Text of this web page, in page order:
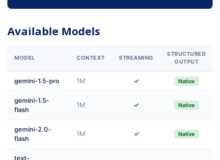
Available Models
MODEL CONTEXT STREAMING
STRUCTURED
OUTPUT
gemini-1.5-pro 1M ✓ Native
gemini-1.5-
flash
1M ✓ Native
gemini-2.0-
flash
1M ✓ Native
text-